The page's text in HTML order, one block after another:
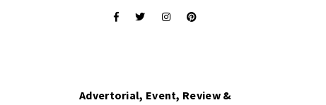
Advertorial, Event, Review &